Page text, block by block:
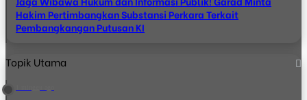
Hakim Pertimbangkan Substansi Perkara Terkait
Pembangkangan Putusan KI
Topik Utama